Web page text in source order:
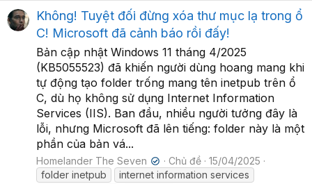
Không! Tuyệt đối đừng xóa thư mục lạ trong ổ
C! Microsoft đã cảnh báo rồi đấy!
Bản cập nhật Windows 11 tháng 4/2025
(KB5055523) đã khiến người dùng hoang mang khi
tự động tạo folder trống mang tên inetpub trên ổ
C, dù họ không sử dụng Internet Information
Services (IIS). Ban đầu, nhiều người tưởng đây là
lỗi, nhưng Microsoft đã lên tiếng: folder này là một
phần của bản vá...
Homelander The Seven ✔ Chủ đề
15/04/2025
folder inetpub
internet information services